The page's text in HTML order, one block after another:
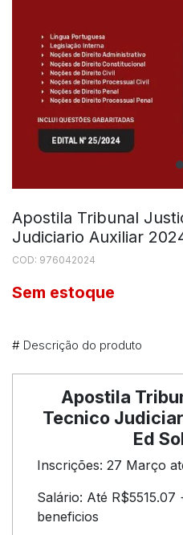
Apostila Tribunal
Judiciario Auxiliar
COD: 976042024
Sem estoque
# Descrição do produto
Apostila
Tecnico
Ed
Inscrições: 27 Março
Salário: Até R$5515.07
beneficios